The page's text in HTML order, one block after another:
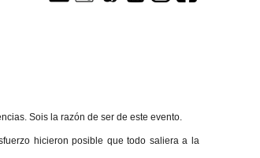
Sois la razón de ser de este evento.
hicieron posible que todo saliera a la